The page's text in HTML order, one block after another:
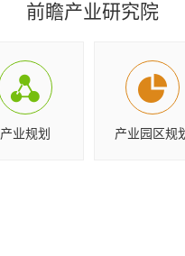
前瞻产业研究院
产业规划 产业园区规